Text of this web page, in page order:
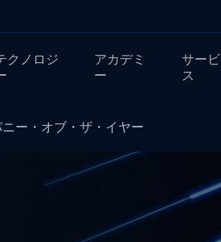
クノロジ
アカデミ
ー
サービ
ス
ニー・オブ・ザ・イヤー